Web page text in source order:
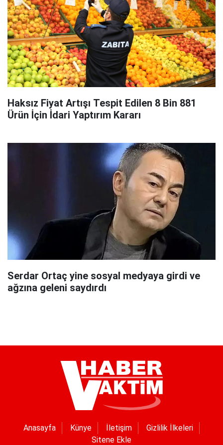
Haksız Fiyat Artışı Tespit Edilen 8 Bin 881
Ürün İçin İdari Yaptırım Kararı
Serdar Ortaç yine sosyal medyaya girdi ve
ağzına geleni saydırdı
Anasayfa Künye İletişim
Gizlilik İlkeleri
Sitene Ekle